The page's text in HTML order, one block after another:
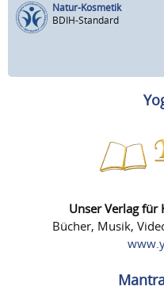
Natur-Kosmetik
BDIH-Standard
Unser Verlag für
Bücher, Musik,